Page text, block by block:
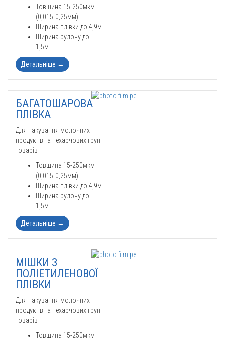
Товщина 15-250мкм
(0,015-0,25мм)
Ширина плівки до 4,9м
Ширина рулону до
1,5м
Детальніше →
БАГАТОШАРОВА
ПЛІВКА
Для пакування молочних
продуктів та нехарчових груп
товарів
Товщина 15-250мкм
(0,015-0,25мм)
Ширина плівки до 4,9м
Ширина рулону до
1,5м
Детальніше →
МІШКИ З
ПОЛІЕТИЛЕНОВОЇ
ПЛІВКИ
Для пакування молочних
продуктів та нехарчових груп
товарів
Товщина 15-250мкм